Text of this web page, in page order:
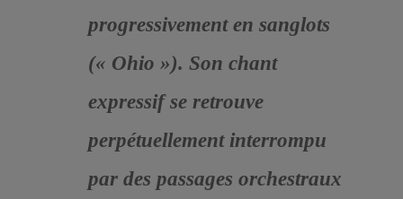
progressivement en sanglots
(« Ohio »). Son chant
expressif se retrouve
perpétuellement interrompu
par des passages orchestraux